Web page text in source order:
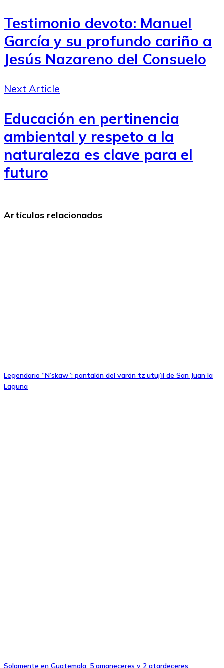
Testimonio devoto: Manuel
García y su profundo cariño a
Jesús Nazareno del Consuelo
Next Article
Educación en pertinencia
ambiental y respeto a la
naturaleza es clave para el
futuro
Artículos relacionados
Legendario “N’skaw”: pantalón del varón tz’utuj’il de San Juan la
Laguna
Solamente en Guatemala: 5 amaneceres y 2 atardeceres